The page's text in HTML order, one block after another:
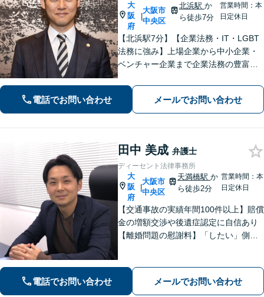
大
阪
府
|
大阪市
中央区
北浜駅 か
ら徒歩7分
営業時間：本
日定休日
【北浜駅7分】【企業法務・IT・LGBT
法務に強み】上場企業から中小企業・
ベンチャー企業まで企業法務の豊富な
BT法務にも精通。【休日・夜間相談
可】専門的知見から次の一歩を迅速に
サポート。ビジネスの停滞を防ぎま
す。
電話でお問い合わせ メールでお問い合わせ
田中 美成 弁護士
ディーセント法律事務所
大
阪
府
|
大阪市
中央区
天満橋駅か
ら徒歩2分
営業時間：本
日定休日
【交通事故の実績年間100件以上】賠償
金の増額交渉や後遺症認定に自信あり
【離婚問題の慰謝料】「したい」側も
【初回面談無料】【子連れ相談可】刑
事事件も対応。
電話でお問い合わせ メールでお問い合わせ